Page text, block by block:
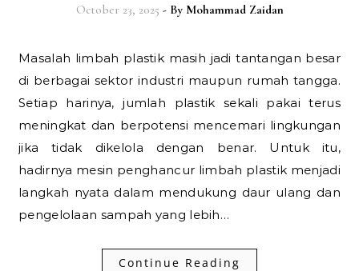
October 23, 2025 - By Mohammad Zaidan
Masalah limbah plastik masih jadi tantangan besar
di berbagai sektor industri maupun rumah tangga.
Setiap harinya, jumlah plastik sekali pakai terus
meningkat dan berpotensi mencemari lingkungan
jika tidak dikelola dengan benar. Untuk itu,
hadirnya mesin penghancur limbah plastik menjadi
langkah nyata dalam mendukung daur ulang dan
pengelolaan sampah yang lebih…
Continue Reading